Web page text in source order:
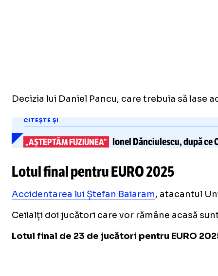
Decizia lui Daniel Pancu, care trebuia să
CITEȘTE ȘI
„AȘTEPTĂM FUZIUNEA” Ionel Dănciulescu,după ce
Lotul final pentru EURO 2025
Accidentarea lui Ștefan Baiaram, atacantul
Ceilalți doi jucători care vor rămâne acasă
Lotul final de 23 de jucători pentru EURO